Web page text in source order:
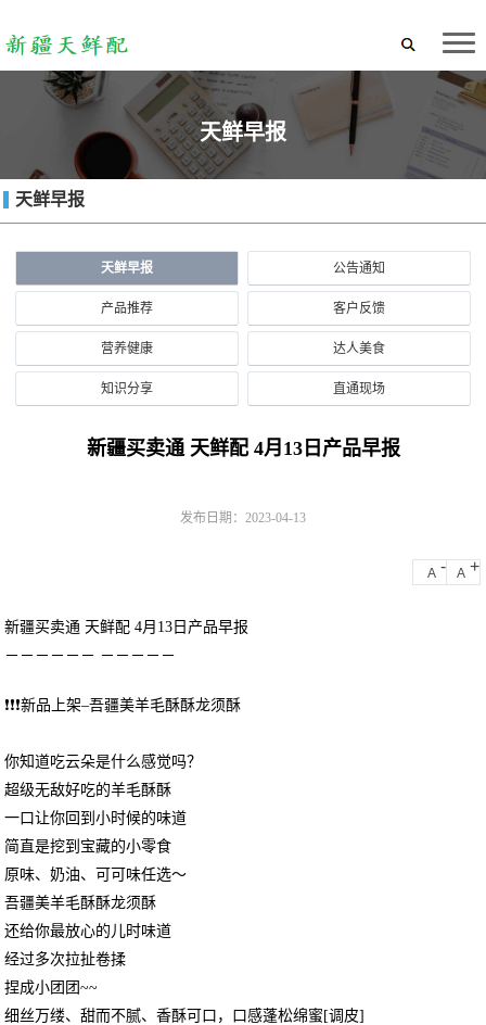
天鲜早报
天鲜早报
天鲜早报 公告通知
产品推荐 客户反馈
营养健康 达人美食
知识分享 直通现场
新疆买卖通 天鲜配 4月13日产品早报
发布日期：2023-04-13
A - A +
新疆买卖通 天鲜配 4月13日产品早报
－－－－－－ －－－－－
❗❗❗新品上架–吾疆美羊毛酥酥龙须酥
你知道吃云朵是什么感觉吗？
超级无敌好吃的羊毛酥酥
一口让你回到小时候的味道
简直是挖到宝藏的小零食
原味、奶油、可可味任选～
吾疆美羊毛酥酥龙须酥
还给你最放心的儿时味道
经过多次拉扯卷揉
捏成小团团~~
细丝万缕、甜而不腻、香酥可口，口感蓬松绵蜜[调皮]